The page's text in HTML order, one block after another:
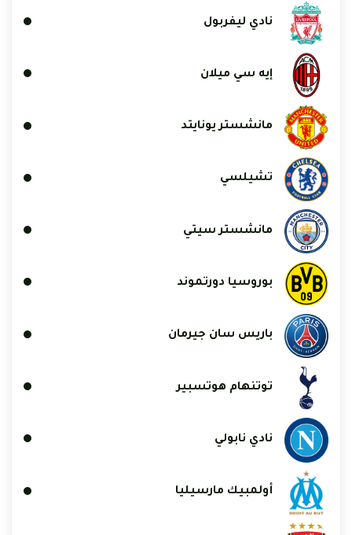
نادي ليفربول
إيه سي ميلان
مانشستر يونايتد
تشيلسي
مانشستر سيتي
بوروسيا دورتموند
باريس سان جيرمان
توتنهام هوتسبير
نادي نابولي
أولمبيك مارسيليا